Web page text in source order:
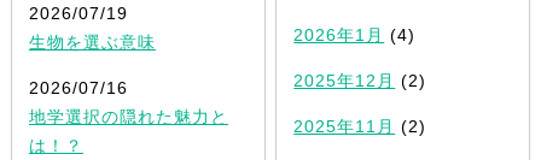
2026/07/19
生物を選ぶ意味
2026/07/16
地学選択の隠れた魅力と
は！？
2026年1月 (4)
2025年12月 (2)
2025年11月 (2)